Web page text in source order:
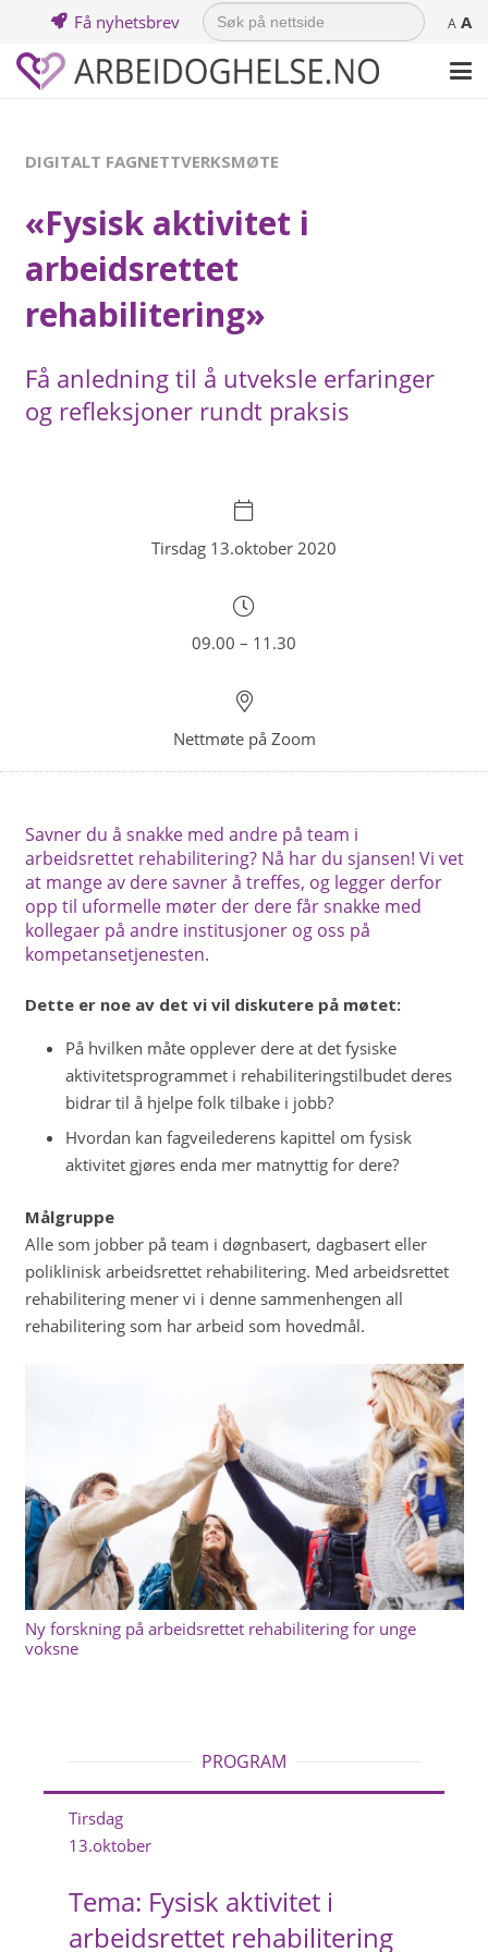
Få nyhetsbrev
Search
for: A A
DIGITALT FAGNETTVERKSMØTE
«Fysisk aktivitet i
arbeidsrettet
rehabilitering»
Få anledning til å utveksle erfaringer
og refleksjoner rundt praksis
Tirsdag 13.oktober 2020
09.00 – 11.30
Nettmøte på Zoom
Savner du å snakke med andre på team i
arbeidsrettet rehabilitering? Nå har du sjansen! Vi vet
at mange av dere savner å treffes, og legger derfor
opp til uformelle møter der dere får snakke med
kollegaer på andre institusjoner og oss på
kompetansetjenesten.
Dette er noe av det vi vil diskutere på møtet:
På hvilken måte opplever dere at det fysiske
aktivitetsprogrammet i rehabiliteringstilbudet deres
bidrar til å hjelpe folk tilbake i jobb?
Hvordan kan fagveilederens kapittel om fysisk
aktivitet gjøres enda mer matnyttig for dere?
Målgruppe
Alle som jobber på team i døgnbasert, dagbasert eller
poliklinisk arbeidsrettet rehabilitering. Med arbeidsrettet
rehabilitering mener vi i denne sammenhengen all
rehabilitering som har arbeid som hovedmål.
Ny forskning på arbeidsrettet rehabilitering for unge
voksne
PROGRAM
Tirsdag
13.oktober
Tema: Fysisk aktivitet i
arbeidsrettet rehabilitering